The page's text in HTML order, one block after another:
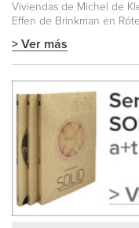
Viviendas de Michel de
Effen de Brinkman en
> Ver más